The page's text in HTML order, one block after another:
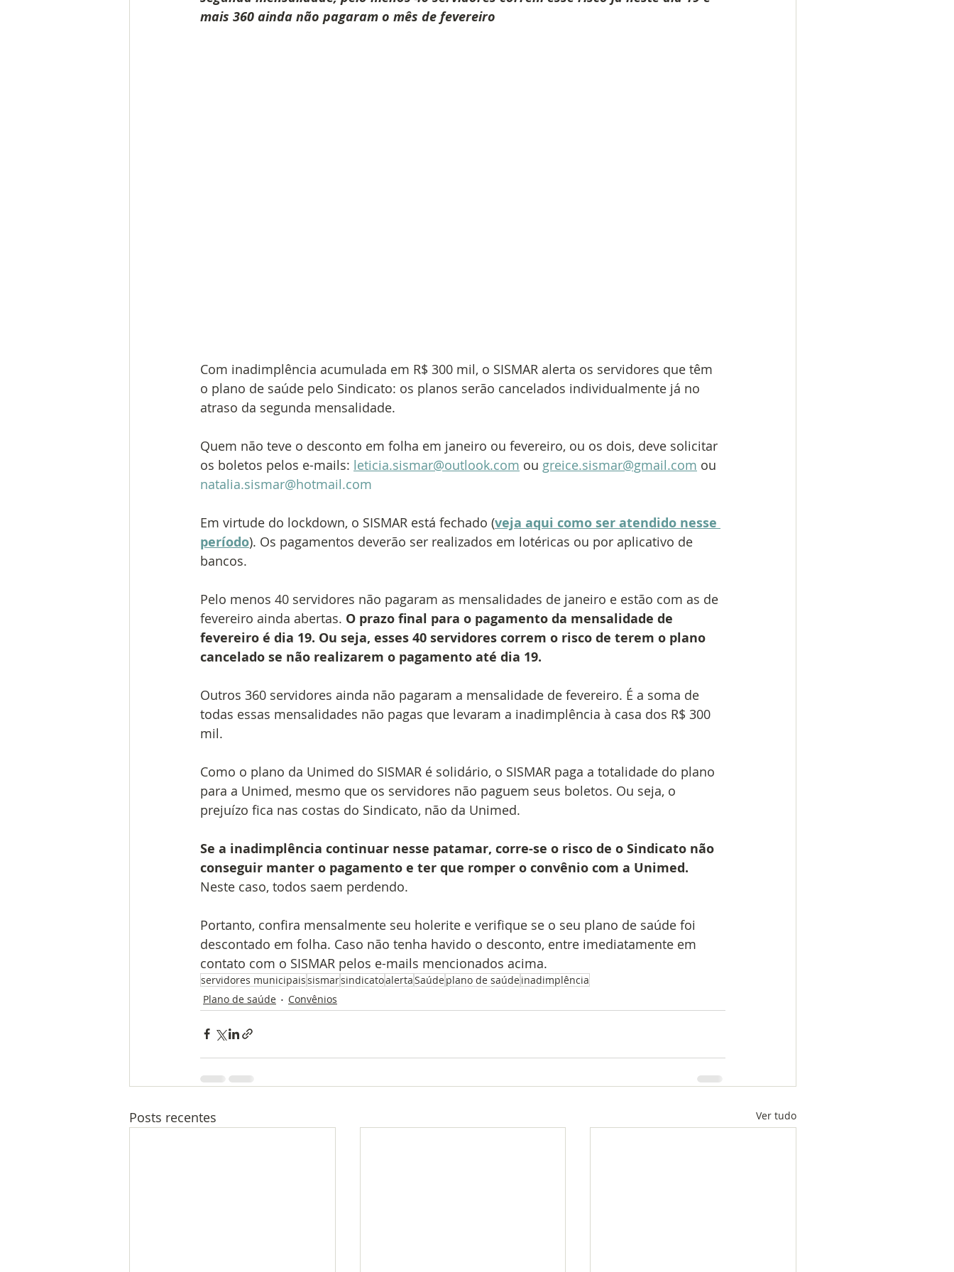
ACS Piso salarial
mais 360 ainda não pagaram o mês de fevereiro
Com inadimplência acumulada em R$ 300 mil, o SISMAR alerta os servidores que têm
o plano de saúde pelo Sindicato: os planos serão cancelados individualmente já no
atraso da segunda mensalidade.
Quem não teve o desconto em folha em janeiro ou fevereiro, ou os dois, deve solicitar
os boletos pelos e-mails: leticia.sismar@outlook.com ou greice.sismar@gmail.com ou
natalia.sismar@hotmail.com
Em virtude do lockdown, o SISMAR está fechado (veja aqui como ser atendido nesse
período). Os pagamentos deverão ser realizados em lotéricas ou por aplicativo de
bancos.
Pelo menos 40 servidores não pagaram as mensalidades de janeiro e estão com as de
fevereiro ainda abertas. O prazo final para o pagamento da mensalidade de
fevereiro é dia 19. Ou seja, esses 40 servidores correm o risco de terem o plano
cancelado se não realizarem o pagamento até dia 19.
Outros 360 servidores ainda não pagaram a mensalidade de fevereiro. É a soma de
todas essas mensalidades não pagas que levaram a inadimplência à casa dos R$ 300
mil.
Como o plano da Unimed do SISMAR é solidário, o SISMAR paga a totalidade do plano
para a Unimed, mesmo que os servidores não paguem seus boletos. Ou seja, o
prejuízo fica nas costas do Sindicato, não da Unimed.
Se a inadimplência continuar nesse patamar, corre-se o risco de o Sindicato não
conseguir manter o pagamento e ter que romper o convênio com a Unimed.
Neste caso, todos saem perdendo.
Portanto, confira mensalmente seu holerite e verifique se o seu plano de saúde foi
descontado em folha. Caso não tenha havido o desconto, entre imediatamente em
contato com o SISMAR pelos e-mails mencionados acima.
servidores municipaissismarsindicatoalertaSaúdeplano de saúdeinadimplência
Plano de saúde
Convênios
Posts recentes Ver tudo